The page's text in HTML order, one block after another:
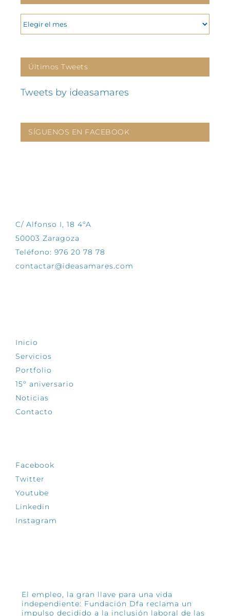
ARCHIVOS
Últimos Tweets
Tweets by ideasamares
SÍGUENOS EN FACEBOOK
C/ Alfonso I, 18 4ºA
50003 Zaragoza
Teléfono: 976 20 78 78
contactar@ideasamares.com
Inicio
Servicios
Portfolio
15º aniversario
Noticias
Contacto
Facebook
Twitter
Youtube
Linkedin
Instagram
El empleo, la gran llave para una vida
independiente: Fundación Dfa reclama un
impulso decidido a la inclusión laboral de las